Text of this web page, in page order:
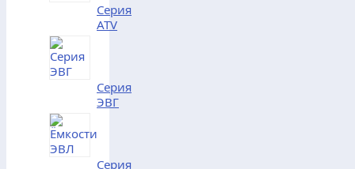
Серия
АТV
Серия
ЭВГ
Серия